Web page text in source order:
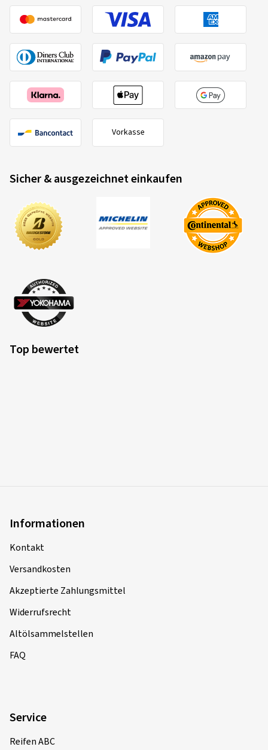
Vorkasse
Sicher & ausgezeichnet einkaufen
Top bewertet
Informationen
Kontakt
Versandkosten
Akzeptierte Zahlungsmittel
Widerrufsrecht
Altölsammelstellen
FAQ
Service
Reifen ABC